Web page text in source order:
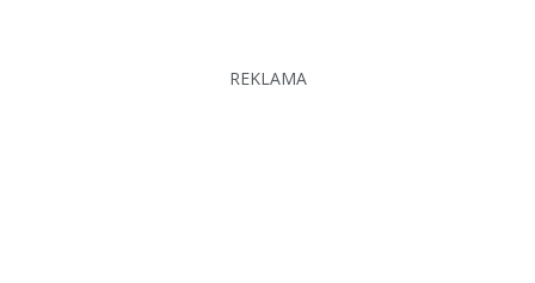
REKLAMA